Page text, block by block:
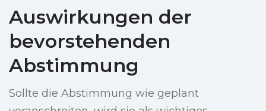
Auswirkungen der
bevorstehenden
Abstimmung
Sollte die Abstimmung wie geplant